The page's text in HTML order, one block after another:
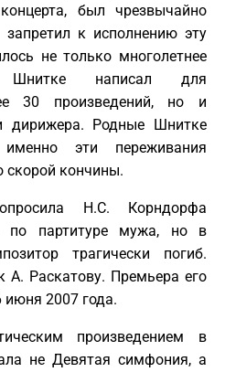
был чрезвычайно
запретил к исполнению эту
не только многолетнее
Шнитке написал для
30 произведений, но и
дирижера. Родные Шнитке
эти переживания
скорой кончины.
Н.С. Корндорфа
по партитуре мужа, но в
трагически погиб.
А. Раскатову. Премьера его
июня 2007 года.
произведением в
не Девятая симфония, а